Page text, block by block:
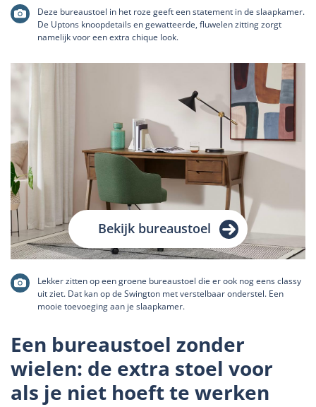
Deze bureaustoel in het roze geeft een statement in de slaapkamer.
De Uptons knoopdetails en gewatteerde, fluwelen zitting zorgt
namelijk voor een extra chique look.
Bekijk bureaustoel
Lekker zitten op een groene bureaustoel die er ook nog eens classy
uit ziet. Dat kan op de Swington met verstelbaar onderstel. Een
mooie toevoeging aan je slaapkamer.
Een bureaustoel zonder
wielen: de extra stoel voor
als je niet hoeft te werken